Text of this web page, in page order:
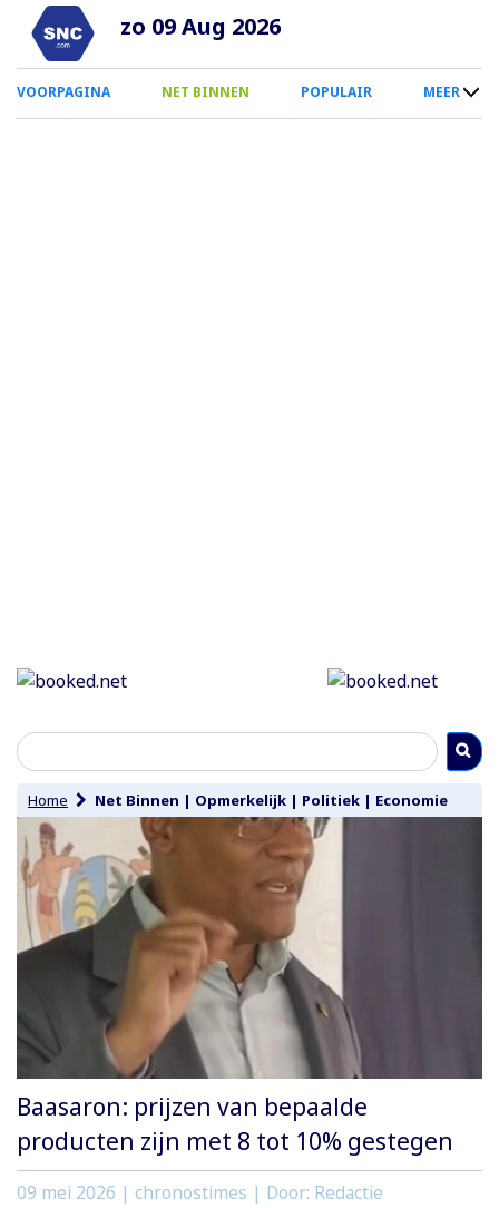
Overslaan
naar
inhoud
zo 09 Aug 2026
0
Smartphone
VOORPAGINA NET BINNEN POPULAIR MEER
Home Net Binnen | Opmerkelijk | Politiek | Economie
Baasaron: prijzen van bepaalde
producten zijn met 8 tot 10% gestegen
09 mei 2026 | chronostimes | Door: Redactie